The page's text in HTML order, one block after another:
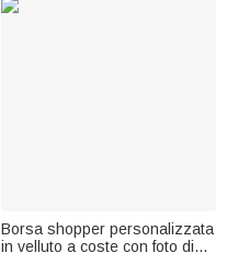
Borsa shopper personalizzata
in velluto a coste con foto di